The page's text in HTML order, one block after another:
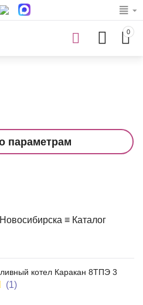
0
параметрам
≡ Каталог
котел Каракан 8ТПЭ 3
(1)